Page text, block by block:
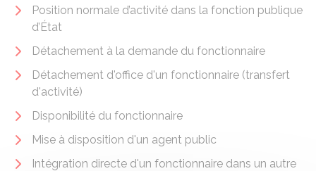
Position normale d’activité dans la fonction publique
d’État
Détachement à la demande du fonctionnaire
Détachement d'office d'un fonctionnaire (transfert
d'activité)
Disponibilité du fonctionnaire
Mise à disposition d'un agent public
Intégration directe d'un fonctionnaire dans un autre